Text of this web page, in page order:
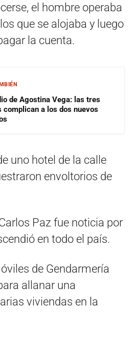
el hombre operaba
que se alojaba y luego
la cuenta.
de Agostina Vega: las tres
complican a los dos nuevos
uno hotel de la calle
envoltorios de
Paz fue noticia por
en todo el país.
de Gendarmería
allanar una
viviendas en la